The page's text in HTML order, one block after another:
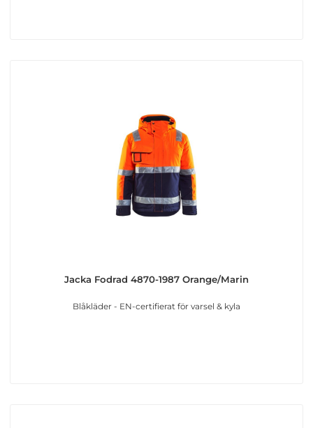
Jacka Fodrad 4870-1987 Orange/Marin
Blåkläder - EN-certifierat för varsel & kyla